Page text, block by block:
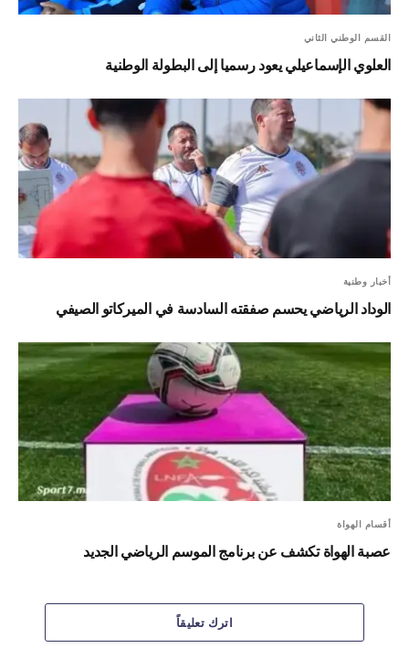
القسم الوطني الثاني
العلوي الإسماعيلي يعود رسميا إلى البطولة الوطنية
أخبار وطنية
الوداد الرياضي يحسم صفقته السادسة في الميركاتو الصيفي
أقسام الهواة
عصبة الهواة تكشف عن برنامج الموسم الرياضي الجديد
اترك تعليقاً